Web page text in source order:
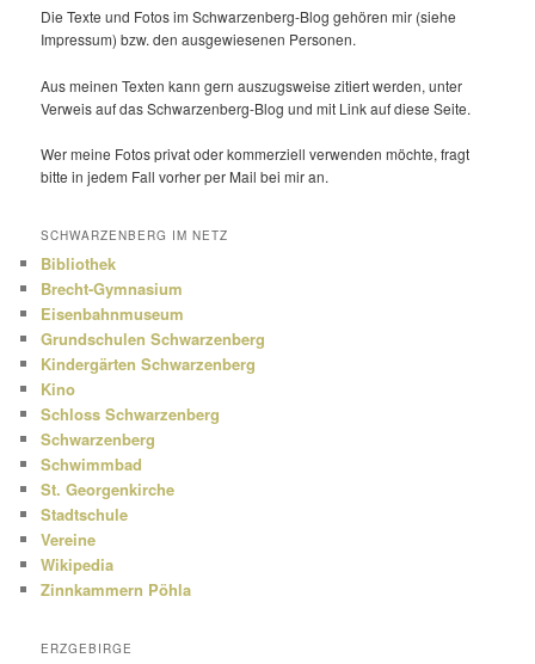
Die Texte und Fotos im Schwarzenberg-Blog gehören mir (siehe
Impressum) bzw. den ausge­wie­senen Personen.
Aus meinen Texten kann gern auszugs­weise zitiert werden, unter
Verweis auf das Schwarzenberg-Blog und mit Link auf diese Seite.
Wer meine Fotos privat oder kommer­ziell verwenden möchte, fragt
bitte in jedem Fall vorher per Mail bei mir an.
SCHWARZENBERG IM NETZ
Bibliothek
Brecht-Gymnasium
Eisenbahnmuseum
Grundschulen Schwarzenberg
Kindergärten Schwarzenberg
Kino
Schloss Schwarzenberg
Schwarzenberg
Schwimmbad
St. Georgenkirche
Stadtschule
Vereine
Wikipedia
Zinnkammern Pöhla
ERZGEBIRGE